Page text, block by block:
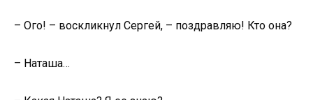
– Ого! – воскликнул Сергей, – поздравляю! Кто она?
– Наташа…